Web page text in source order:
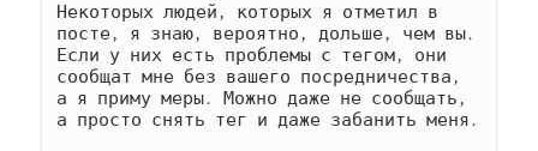
Некоторых людей, которых я отметил в
посте, я знаю, вероятно, дольше, чем вы.
Если у них есть проблемы с тегом, они
сообщат мне без вашего посредничества,
а я приму меры. Можно даже не сообщать,
а просто снять тег и даже забанить меня.